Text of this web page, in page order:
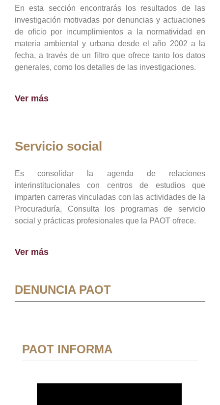
En esta sección encontrarás los resultados de las
investigación motivadas por denuncias y actuaciones
de oficio por incumplimientos a la normatividad en
materia ambiental y urbana desde el año 2002 a la
fecha, a través de un filtro que ofrece tanto los datos
generales, como los detalles de las investigaciones.
Ver más
Servicio social
Es consolidar la agenda de relaciones
interinstitucionales con centros de estudios que
imparten carreras vinculadas con las actividades de la
Procuraduría, Consulta los programas de servicio
social y prácticas profesionales que la PAOT ofrece.
Ver más
DENUNCIA PAOT
PAOT INFORMA